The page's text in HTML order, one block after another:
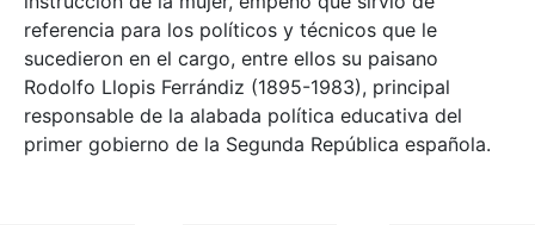
referencia para los políticos y técnicos que le
sucedieron en el cargo, entre ellos su paisano
Rodolfo Llopis Ferrándiz (1895-1983), principal
responsable de la alabada política educativa del
primer gobierno de la Segunda República española.